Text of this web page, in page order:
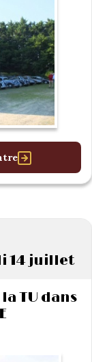
14 juillet
TU dans